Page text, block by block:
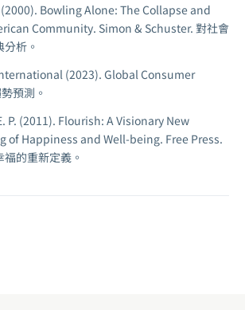
Bowling Alone: The Collapse and
Community. Simon & Schuster. 對社會
析。
(2023). Global Consumer
預測。
P. (2011). Flourish: A Visionary New
of Happiness and Well-being. Free Press.
的重新定義。